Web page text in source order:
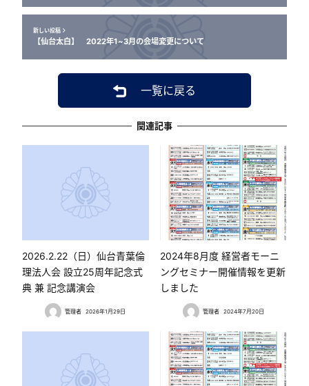
新しい投稿
【仙台太白】 2022年1~3月の会場変更について
一覧に戻る
関連記事
2026.2.22（日）仙台青葉倫
理法人会 設立25周年記念式
典 兼 記念講演会
管理者 2026年1月29日
2024年8月度 経営者モーニ
ングセミナー開催情報を更新
しました
管理者 2024年7月20日